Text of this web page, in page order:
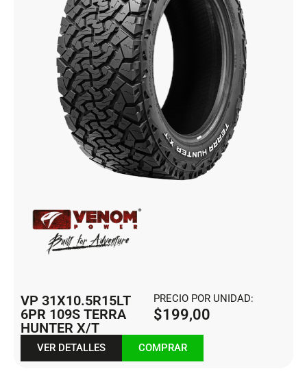
VP 31X10.5R15LT
6PR 109S TERRA
HUNTER X/T
PRECIO POR UNIDAD:
$199,00
VER DETALLES COMPRAR